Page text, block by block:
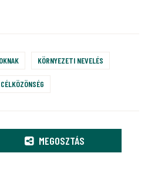
KÖRNYEZETI NEVELÉS
CÉLKÖZÖNSÉG
MEGOSZTÁS